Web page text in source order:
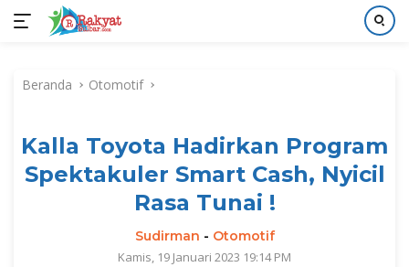
kontenBeranda Otomotif
Kalla Toyota Hadirkan Program
Spektakuler Smart Cash, Nyicil
Rasa Tunai !
Sudirman - Otomotif
Kamis, 19 Januari 2023 19:14 PM